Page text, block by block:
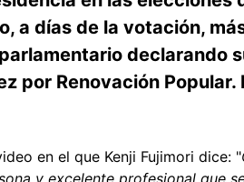
a días de la votación,
declarando
por Renovación Popular.
en el que Kenji Fujimori dice: "
y excelente profesional que